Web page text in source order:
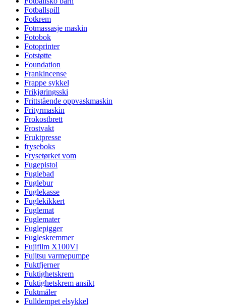
Fotballspill
Fotkrem
Fotmassasje maskin
Fotobok
Fotoprinter
Fotstøtte
Foundation
Frankincense
Frappe sykkel
Frikjøringsski
Frittstående oppvaskmaskin
Frityrmaskin
Frokostbrett
Frostvakt
Fruktpresse
fryseboks
Frysetørket vom
Fugepistol
Fuglebad
Fuglebur
Fuglekasse
Fuglekikkert
Fuglemat
Fuglemater
Fuglepigger
Fugleskremmer
Fujifilm X100VI
Fujitsu varmepumpe
Fuktfjerner
Fuktighetskrem
Fuktighetskrem ansikt
Fuktmåler
Fulldempet elsykkel